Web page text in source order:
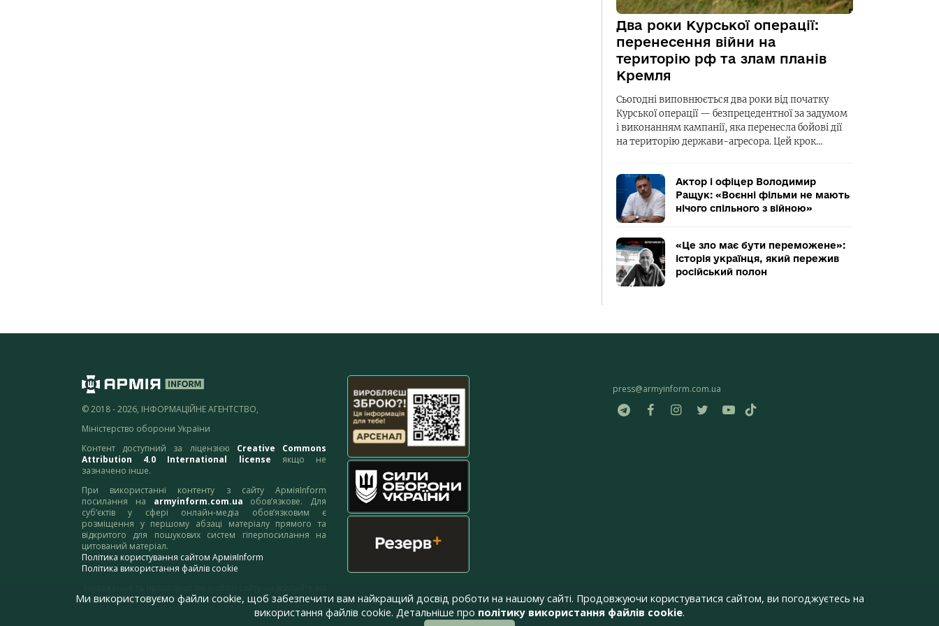
Два роки Курської операції:
перенесення війни на
територію рф та злам планів
Кремля
Сьогодні виповнюється два роки від початку
Курської операції — безпрецедентної за задумом
і виконанням кампанії, яка перенесла бойові дії
на територію держави-агресора. Цей крок…
Актор і офіцер Володимир
Ращук: «Воєнні фільми не мають
нічого спільного з війною»
«Це зло має бути переможене»:
історія українця, який пережив
російський полон
© 2018 - 2026, ІНФОРМАЦІЙНЕ АГЕНТСТВО,
Міністерство оборони України
Контент доступний за ліцензією Creative Commons
Attribution 4.0 International license якщо не
зазначено інше.
При використанні контенту з сайту АрміяInform
посилання на armyinform.com.ua обов’язкове. Для
суб’єктів у сфері онлайн-медіа обов’язковим є
розміщення у першому абзаці матеріалу прямого та
відкритого для пошукових систем гіперпосилання на
цитований матеріал.
Політика користування сайтом АрміяInform
Політика використання файлів cookie
адресу:webmaster@armyinform.com.ua
press@armyinform.com.ua
Ми використовуємо файли cookie, щоб забезпечити вам найкращий досвід роботи на нашому сайті. Продовжуючи користуватися сайтом, ви погоджуєтесь на
використання файлів cookie. Детальніше про політику використання файлів cookie.